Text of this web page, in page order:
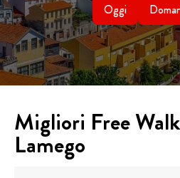
Oggi
Migliori Free
Lamego